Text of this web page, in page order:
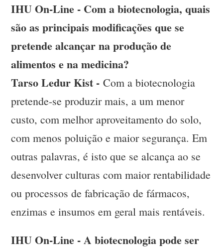
IHU On-Line - Com a biotecnologia, quais
são as principais modificações que se
pretende alcançar na produção de
alimentos e na medicina?
Tarso Ledur Kist -Com a biotecnologia
pretende-se produzir mais, a um menor
custo, com melhor aproveitamento do solo,
com menos poluição e maior segurança. Em
outras palavras, é isto que se alcança ao se
desenvolver culturas com maior rentabilidade
ou processos de fabricação de fármacos,
enzimas e insumos em geral mais rentáveis.
IHU On-Line - A biotecnologia pode ser